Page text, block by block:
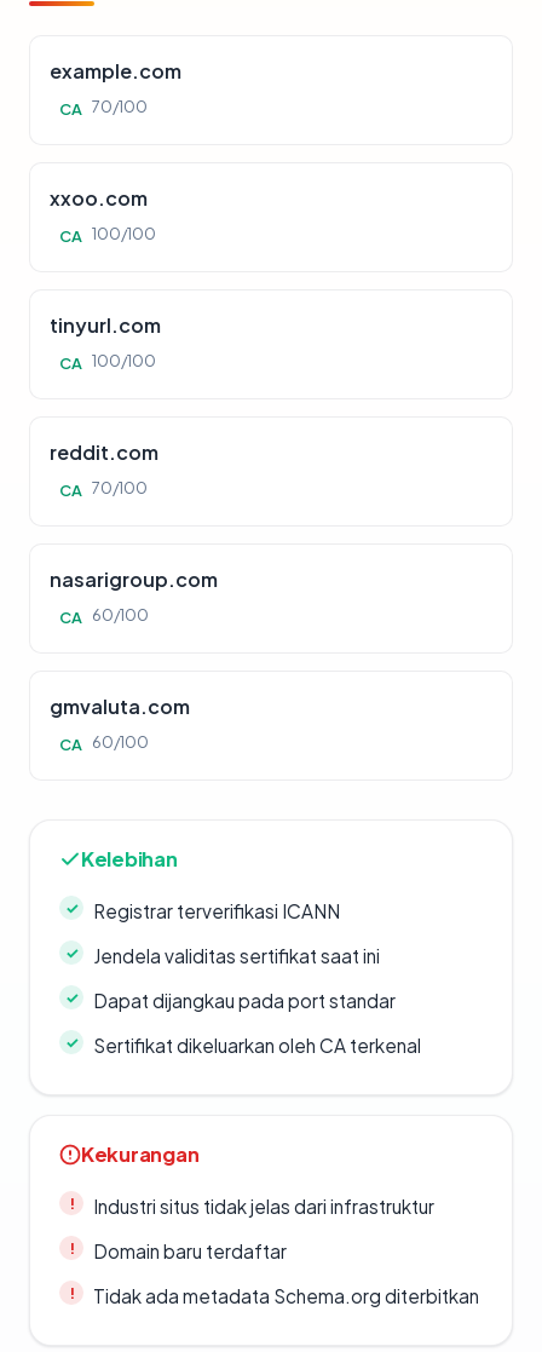
example.com
CA 70/100
xxoo.com
CA 100/100
tinyurl.com
CA 100/100
reddit.com
CA 70/100
nasarigroup.com
CA 60/100
gmvaluta.com
CA 60/100
Kelebihan
Registrar terverifikasi ICANN
Jendela validitas sertifikat saat ini
Dapat dijangkau pada port standar
Sertifikat dikeluarkan oleh CA terkenal
Kekurangan
Industri situs tidak jelas dari infrastruktur
Domain baru terdaftar
Tidak ada metadata Schema.org diterbitkan